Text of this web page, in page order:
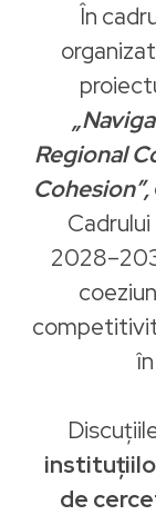
În
Regional
Cohesion”,
de